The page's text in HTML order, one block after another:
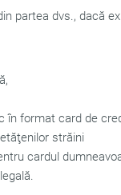
partea dvs., dacă
în format card de
străini
cardul